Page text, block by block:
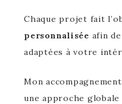
Chaque projet fait
personnalisée afin
adaptées à votre
Mon
une approche globale